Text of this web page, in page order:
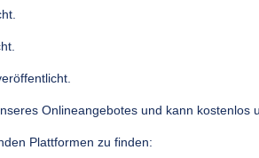
Onlineangebotes und kann
Plattformen zu finden: